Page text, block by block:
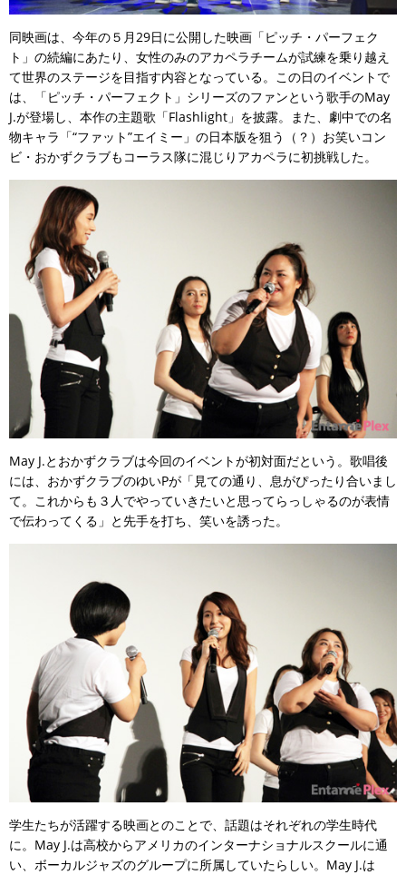
同映画は、今年の５月29日に公開した映画「ピッチ・パーフェク
ト」の続編にあたり、女性のみのアカペラチームが試練を乗り越え
て世界のステージを目指す内容となっている。この日のイベントで
は、「ピッチ・パーフェクト」シリーズのファンという歌手のMay
J.が登場し、本作の主題歌「Flashlight」を披露。また、劇中での名
物キャラ「“ファット”エイミー」の日本版を狙う（？）お笑いコン
ビ・おかずクラブもコーラス隊に混じりアカペラに初挑戦した。
May J.とおかずクラブは今回のイベントが初対面だという。歌唱後
には、おかずクラブのゆいPが「見ての通り、息がぴったり合いまし
て。これからも３人でやっていきたいと思ってらっしゃるのが表情
で伝わってくる」と先手を打ち、笑いを誘った。
学生たちが活躍する映画とのことで、話題はそれぞれの学生時代
に。May J.は高校からアメリカのインターナショナルスクールに通
い、ボーカルジャズのグループに所属していたらしい。May J.は